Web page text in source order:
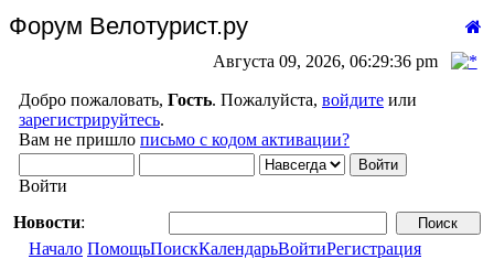
Форум Велотурист.ру
Августа 09, 2026, 06:29:36 pm
Добро пожаловать, Гость. Пожалуйста, войдите или
зарегистрируйтесь.
Вам не пришло письмо с кодом активации?
Войти
Новости:
Начало ПомощьПоискКалендарьВойтиРегистрация